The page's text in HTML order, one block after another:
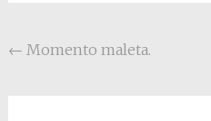
Post navigation
← Momento maleta.